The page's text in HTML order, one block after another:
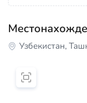
Узбекистан,